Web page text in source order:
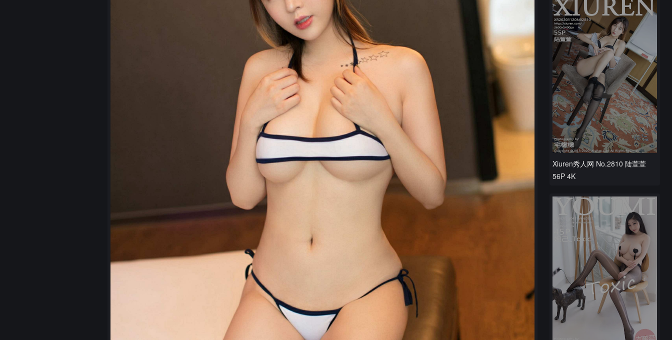
Xiuren秀人网 No.2810 陆萱萱
56P 4K